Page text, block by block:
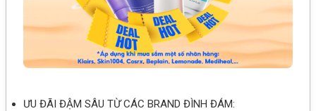
ƯU ĐÃI ĐẬM SÂU TỪ CÁC BRAND ĐÌNH ĐÁM: